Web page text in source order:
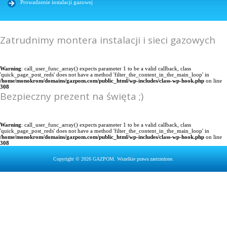
Prowadzenie instalacji gazowej
Zatrudnimy montera instalacji i sieci gazowych
Warning: call_user_func_array() expects parameter 1 to be a valid callback, class
'quick_page_post_reds' does not have a method 'filter_the_content_in_the_main_loop' in
/home/monokrom/domains/gazpom.com/public_html/wp-includes/class-wp-hook.php on line
308
Bezpieczny prezent na święta ;)
Warning: call_user_func_array() expects parameter 1 to be a valid callback, class
'quick_page_post_reds' does not have a method 'filter_the_content_in_the_main_loop' in
/home/monokrom/domains/gazpom.com/public_html/wp-includes/class-wp-hook.php on line
308
Copyright © 2026 GAZPOM. Wszelkie prawa zastrzeżone.